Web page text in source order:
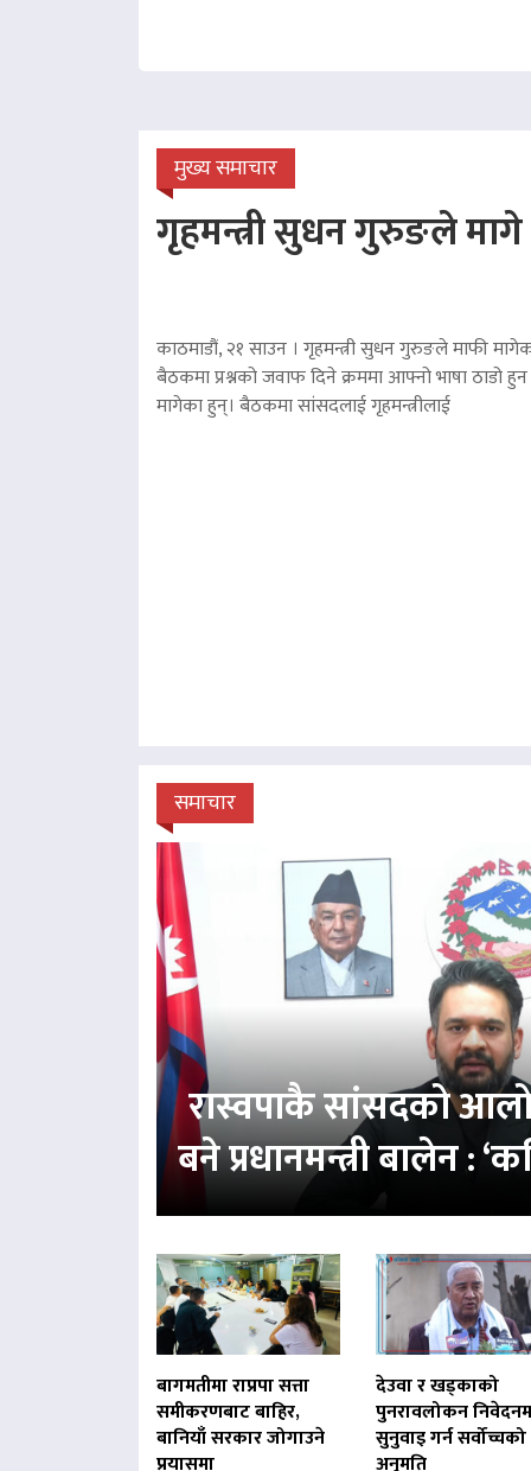
मुख्य समाचार
गृहमन्त्री सुधन गुरुङले
काठमाडौं, २१ साउन । गृहमन्त्री सुधन गुरुङले माफी
बैठकमा प्रश्नको जवाफ दिने क्रममा आफ्नो भाषा ठाडो
मागेका हुन्। बैठकमा सांसदलाई गृहमन्त्रीलाई
समाचार
रास्वपाकै सांसदको
बने प्रधानमन्त्री बालेन :
बागमतीमा राप्रपा सत्ता
समीकरणबाट बाहिर,
बानियाँ सरकार जोगाउने
देउवा र खड्काको
पुनरावलोकन
सुनुवाइ गर्न सर्वोच्चको